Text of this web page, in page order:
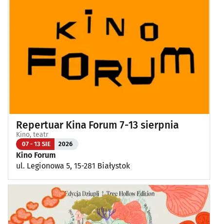
Repertuar Kina Forum 7-13 sierpnia
Kino, teatr
07 - 13 SIE 2026
Kino Forum
ul. Legionowa 5, 15-281 Białystok